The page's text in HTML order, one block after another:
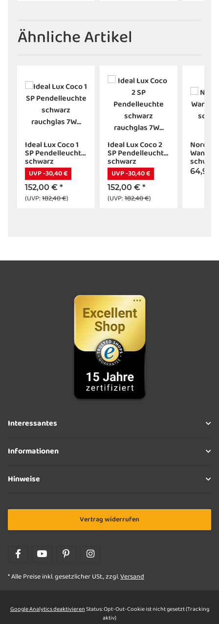
Ähnliche Artikel
Ideal Lux Coco 1
SP Pendelleuchte
schwarz
rauchglas 7W
3000K LED
UVP -30,40 €
152,00 € *
(UVP:182,40 €)
Ideal Lux Coco 2
SP Pendelleuchte
schwarz
rauchglas 7W
3000K LED
UVP -30,40 €
152,00 € *
(UVP:182,40 €)
64,95
Interessantes
Informationen
Hinweise
Vertrag widerrufen
* Alle Preise inkl. gesetzlicher USt., zzgl.Versand
Google Analytics deaktivierenStatus: Opt-Out-Cookie ist nicht gesetzt (Tracking
aktiv)